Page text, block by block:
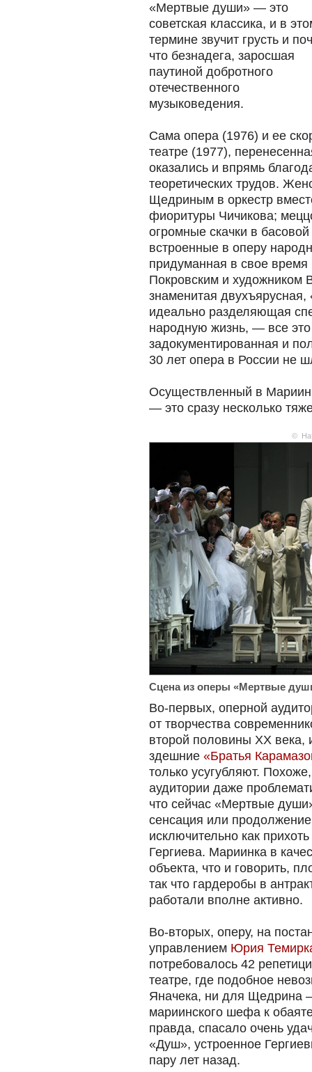
«Мертвые души» — это
советская классика, и в
термине звучит грусть и
что безнадега, заросшая
паутиной добротного
отечественного
музыковедения.
Сама опера (1976) и ее
театре (1977),
оказались и впрямь
теоретических трудов.
Щедриным в оркестр
фиоритуры Чичикова;
огромные скачки в
встроенные в оперу
придуманная в свое
Покровским и художником
знаменитая двухъярусная,
идеально разделяющая
народную жизнь, — все
задокументированная и
30 лет опера в России не
Осуществленный в
— это сразу несколько
©
Сцена из оперы «Мертвые
Во-первых, оперной
от творчества
второй половины ХХ века,
здешние «Братья
только усугубляют.
аудитории даже
что сейчас «Мертвые
сенсация или
исключительно как
Гергиева. Мариинка в
объекта, что и говорить,
так что гардеробы в
работали вполне активно.
Во-вторых, оперу, на
управлением Юрия
потребовалось 42
театре, где подобное
Яначека, ни для Щедрина
мариинского шефа к
правда, спасало очень
«Душ», устроенное
пару лет назад.